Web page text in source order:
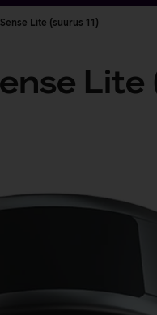
Lite (suurus 11)
Lite